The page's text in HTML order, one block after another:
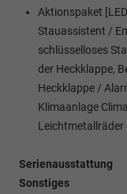
Aktionspaket
Stauassistent /
schlüsselloses
der Heckklappe,
Heckklappe /
Klimaanlage
Leichtmetallräder
Serienausstattung
Sonstiges